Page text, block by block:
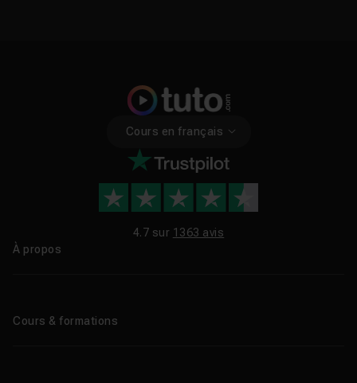
Cours en français
4.7 sur 1363 avis
À propos
Cours & formations